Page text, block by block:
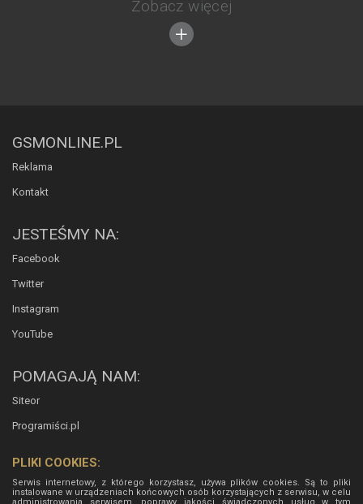
Zobacz więcej
GSMONLINE.PL
Reklama
Kontakt
JESTEŚMY NA:
Facebook
Twitter
Instagram
YouTube
POMAGAJĄ NAM:
Siteor
Programiści.pl
PLIKI COOKIES:
Serwis internetowy, z którego korzystasz, używa plików cookies. Są to pliki
instalowane w urządzeniach końcowych osób korzystających z serwisu, w celu